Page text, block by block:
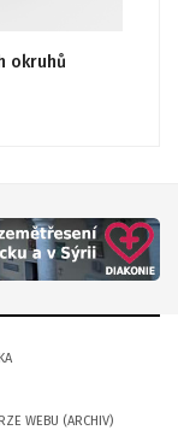
okruhů
WEBU (ARCHIV)